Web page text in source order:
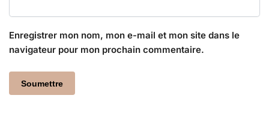
Enregistrer mon nom, mon e-mail et mon site dans le
navigateur pour mon prochain commentaire.